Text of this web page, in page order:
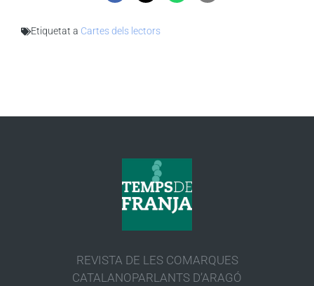
Etiquetat a Cartes dels lectors
REVISTA DE LES COMARQUES
CATALANOPARLANTS D’ARAGÓ